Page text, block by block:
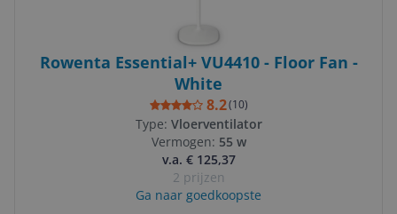
Rowenta Essential+ VU4410 - Floor Fan -
White
8.2(10)
Type: Vloerventilator
Vermogen: 55 w
v.a. € 125,37
2 prijzen
Ga naar goedkoopste